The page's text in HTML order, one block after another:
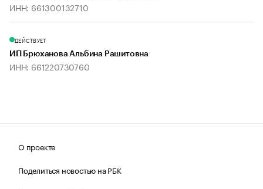
ИНН: 661300132710
ДЕЙСТВУЕТ
ИП Брюханова Альбина Рашитовна
ИНН: 661220730760
О проекте
Поделиться новостью на РБК